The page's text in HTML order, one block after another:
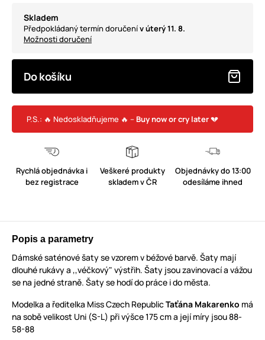
Skladem
Předpokládaný termín doručenív úterý 11. 8.
Možnosti doručení
Do košíku
P.S.: 🔥 Nedoskladňujeme 🔥 – Buy now or cry later💔
Rychlá objednávka i
bez registrace
Veškeré produkty
skladem v ČR
Objednávky do 13:00
odesíláme ihned
Popis a parametry
Dámské saténové šaty se vzorem v béžové barvě. Šaty mají
dlouhé rukávy a ,,véčkový" výstřih. Šaty jsou zavinovací a vážou
se na jedné straně. Šaty se hodí do práce i do města.
Modelka a ředitelka Miss Czech RepublicTaťána Makarenko má
na sobě velikost Uni (S-L) při výšce 175 cm a její míry jsou 88-
58-88